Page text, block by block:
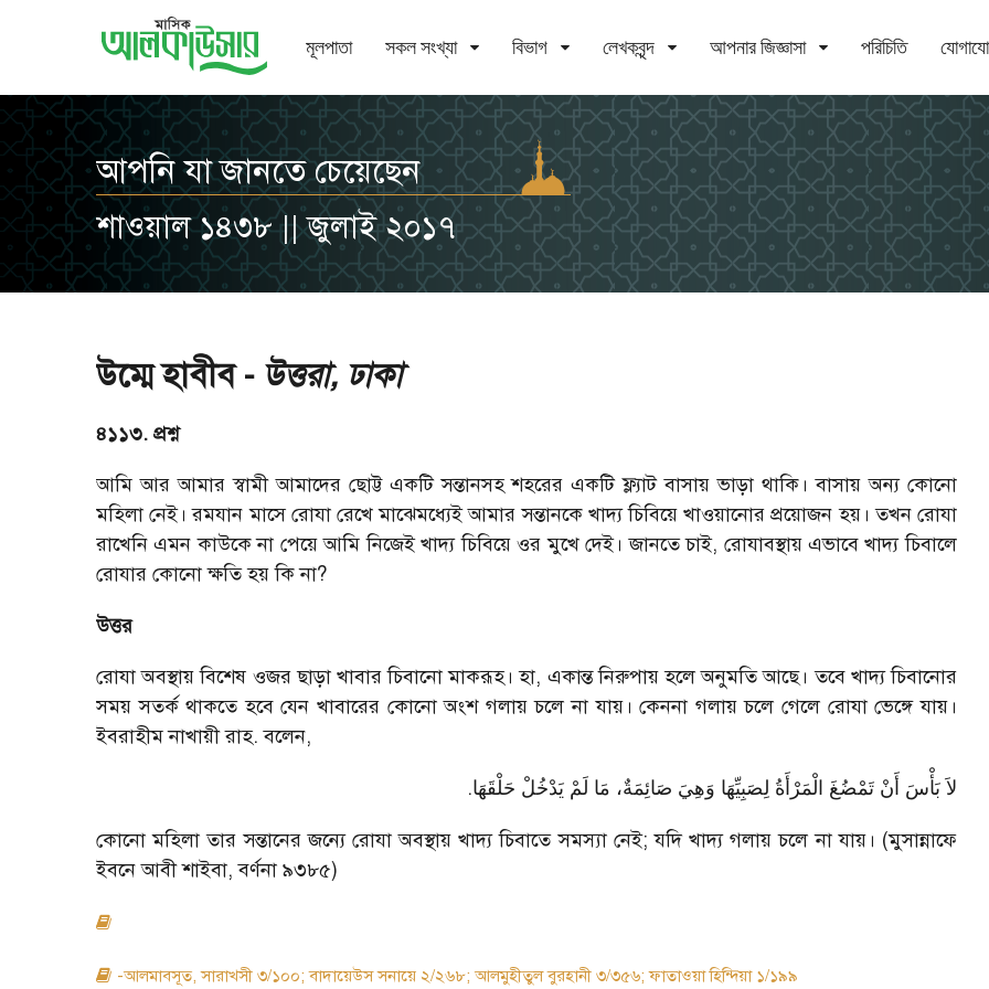
মূলপাতা সকল সংখ্যা বিভাগ লেখকবৃন্দ আপনার জিজ্ঞাসা পরিচিতি
আপনি যা জানতে চেয়েছেন
শাওয়াল ১৪৩৮ || জুলাই ২০১৭
উম্মে হাবীব - উত্তরা, ঢাকা
৪১১৩. প্রশ্ন
আমি আর আমার স্বামী আমাদের ছোট্ট একটি সন্তানসহ শহরের একটি ফ্ল্যাট বাসায় ভাড়া থাকি। বাসায় অন্য কোনো
মহিলা নেই। রমযান মাসে রোযা রেখে মাঝেমধ্যেই আমার সন্তানকে খাদ্য চিবিয়ে খাওয়ানোর প্রয়োজন হয়। তখন রোযা
রাখেনি এমন কাউকে না পেয়ে আমি নিজেই খাদ্য চিবিয়ে ওর মুখে দেই। জানতে চাই, রোযাবস্থায় এভাবে খাদ্য চিবালে
রোযার কোনো ক্ষতি হয় কি না?
উত্তর
রোযা অবস্থায় বিশেষ ওজর ছাড়া খাবার চিবানো মাকরূহ। হা, একান্ত নিরুপায় হলে অনুমতি আছে। তবে খাদ্য চিবানোর
সময় সতর্ক থাকতে হবে যেন খাবারের কোনো অংশ গলায় চলে না যায়। কেননা গলায় চলে গেলে রোযা ভেঙ্গে যায়।
ইবরাহীম নাখায়ী রাহ. বলেন,
لاَ بَأْسَ أَنْ تَمْضُغَ الْمَرْأَةُ لِصَبِيِّهَا وَهِيَ صَائِمَةٌ، مَا لَمْ يَدْخُلْ حَلْقَهَا.
কোনো মহিলা তার সন্তানের জন্যে রোযা অবস্থায় খাদ্য চিবাতে সমস্যা নেই; যদি খাদ্য গলায় চলে না যায়। (মুসান্নাফে
ইবনে আবী শাইবা, বর্ণনা ৯৩৮৫)
-আলমাবসূত, সারাখসী ৩/১০০; বাদায়েউস সনায়ে ২/২৬৮; আলমুহীতুল বুরহানী ৩/৩৫৬; ফাতাওয়া হিন্দিয়া ১/১৯৯